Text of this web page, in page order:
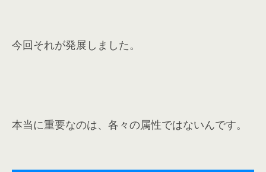
今回それが発展しました。
本当に重要なのは、各々の属性ではないんです。